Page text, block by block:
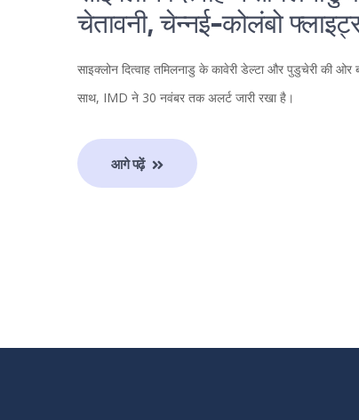
चेतावनी, चेन्नई-कोलंबो
साइक्लोन दित्वाह तमिलनाडु के कावेरी डेल्टा और पुडुचेरी की
साथ, IMD ने 30 नवंबर तक अलर्ट जारी रखा है।
आगे पढ़ें